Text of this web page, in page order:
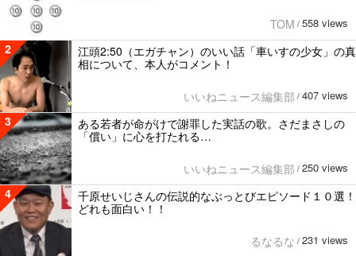
TOM / 558 views
2
江頭2:50（エガチャン）のいい話「車いすの少女」の真
相について、本人がコメント！
いいねニュース編集部 / 407 views
3
ある若者が命がけで謝罪した実話の歌。さだまさしの
「償い」に心を打たれる…
いいねニュース編集部 / 250 views
4
千原せいじさんの伝説的なぶっとびエピソード１０選！
どれも面白い！！
るなるな / 231 views